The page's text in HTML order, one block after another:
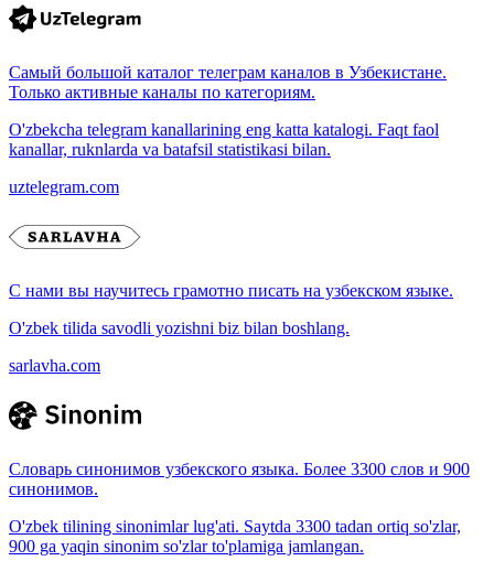
Самый большой каталог телеграм каналов в Узбекистане.
Только активные каналы по категориям.
O'zbekcha telegram kanallarining eng katta katalogi. Faqt faol
kanallar, ruknlarda va batafsil statistikasi bilan.
uztelegram.com
С нами вы научитесь грамотно писать на узбекском языке.
O'zbek tilida savodli yozishni biz bilan boshlang.
sarlavha.com
Словарь синонимов узбекского языка. Более 3300 слов и 900
синонимов.
O'zbek tilining sinonimlar lug'ati. Saytda 3300 tadan ortiq so'zlar,
900 ga yaqin sinonim so'zlar to'plamiga jamlangan.